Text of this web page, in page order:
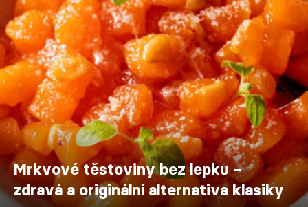
Mrkvové těstoviny bez lepku –
zdravá a originální alternativa klasiky